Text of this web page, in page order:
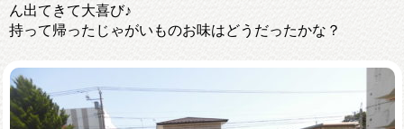
ん出てきて大喜び♪
持って帰ったじゃがいものお味はどうだったかな？